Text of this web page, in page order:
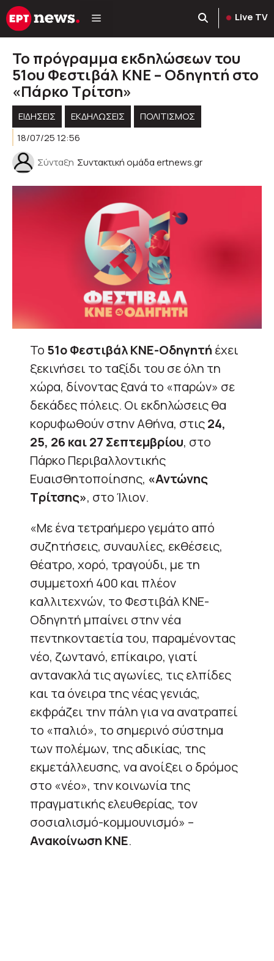
Μετάβαση
σε
Live TV
Το πρόγραμμα εκδηλώσεων του
51ου Φεστιβάλ ΚΝΕ – Οδηγητή στο
«Πάρκο Τρίτση»
ΕΙΔΗΣΕΙΣ ΕΚΔΗΛΏΣΕΙΣ
ΠΟΛΙΤΙΣΜΟΣ
18/07/25 12:56
Σύνταξη Συντακτική ομάδα ertnews.gr
Το 51ο Φεστιβάλ ΚΝΕ-Οδηγητή έχει
ξεκινήσει το ταξίδι του σε όλη τη
χώρα, δίνοντας ξανά το «παρών» σε
δεκάδες πόλεις. Οι εκδηλώσεις θα
κορυφωθούν στην Αθήνα, στις24,
25, 26 και 27 Σεπτεμβρίου, στο
Πάρκο Περιβαλλοντικής
Ευαισθητοποίησης, «Αντώνης
Τρίτσης», στο Ίλιον.
«Με ένα τετραήμερο γεμάτο από
συζητήσεις, συναυλίες, εκθέσεις,
θέατρο, χορό, τραγούδι, με τη
συμμετοχή 400 και πλέον
καλλιτεχνών, το Φεστιβάλ ΚΝΕ-
Οδηγητή μπαίνει στην νέα
πεντηκονταετία του, παραμένοντας
νέο, ζωντανό, επίκαιρο, γιατί
αντανακλά τις αγωνίες, τις ελπίδες
και τα όνειρα της νέας γενιάς,
εκφράζει την πάλη για να ανατραπεί
το «παλιό», το σημερινό σύστημα
των πολέμων, της αδικίας, της
εκμετάλλευσης, να ανοίξει ο δρόμος
στο «νέο», την κοινωνία της
πραγματικής ελευθερίας, τον
σοσιαλισμό-κομμουνισμό» –
Ανακοίνωση ΚΝΕ.